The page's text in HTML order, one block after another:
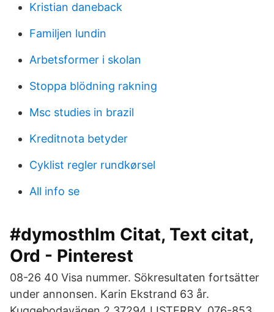
Kristian daneback
Familjen lundin
Arbetsformer i skolan
Stoppa blödning rakning
Msc studies in brazil
Kreditnota betyder
Cyklist regler rundkørsel
All info se
#dymosthlm Citat, Text citat,
Ord - Pinterest
08-26 40 Visa nummer. Sökresultaten fortsätter
under annonsen. Karin Ekstrand 63 år.